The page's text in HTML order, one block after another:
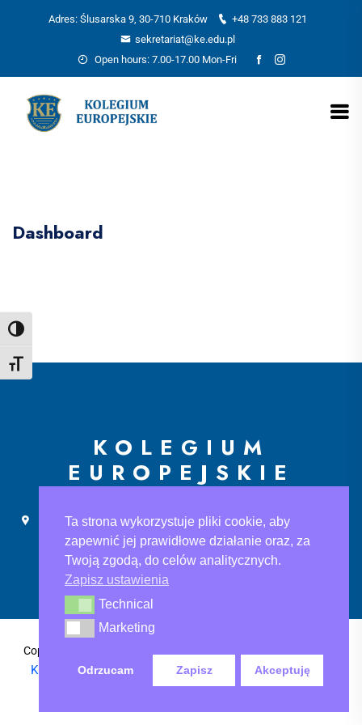
Toggle High Contrast
Toggle Font size
Adres: Ślusarska 9, 30-710 Kraków
+48 733 883 121
sekretariat@ke.edu.pl
Open hours: 7.00-17.00 Mon-Fri
Dashboard
KOLEGIUM
EUROPEJSKIE
Ślusarska 9, 30-710 Kraków
sekretariat@ke.edu.pl
+48 733 883 121
Copyright@2024 Kolegium Europejskie
Klauzula informacyjna
, Klauzula informacyjna rodo-ksef
Ta strona wykorzystuje pliki cookie, aby
zapewnić jej prawidłowe działanie oraz, za
Twoją zgodą, do celów analitycznych.
Zapisz ustawienia
TechnicalTechnical
MarketingMarketing
Odrzucam Zapisz Akceptuję